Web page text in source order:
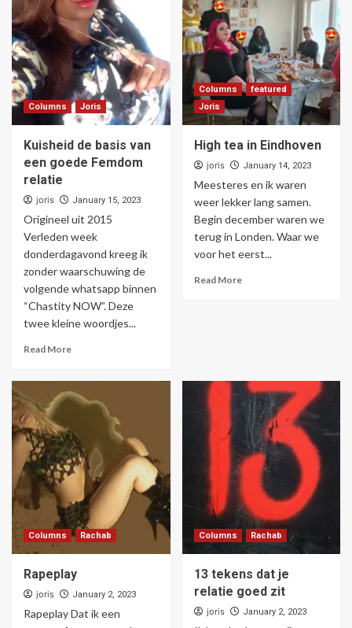
Columns Joris
Kuisheid de basis van
een goede Femdom
relatie
joris January 15, 2023
Origineel uit 2015
Verleden week
donderdagavond kreeg ik
zonder waarschuwing de
volgende whatsapp binnen
“Chastity NOW”. Deze
twee kleine woordjes...
Read More
Columns
featured
Joris
High tea in Eindhoven
joris January 14, 2023
Meesteres en ik waren
weer lekker lang samen.
Begin december waren we
terug in Londen. Waar we
voor het eerst...
Read More
Columns Rachab
Rapeplay
joris January 2, 2023
Rapeplay Dat ik een
Columns Rachab
13 tekens dat je
relatie goed zit
joris January 2, 2023